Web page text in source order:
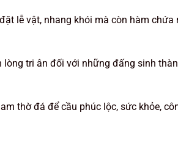
lễ vật, nhang khói mà còn hàm chứa
lòng tri ân đối với những đấng sinh
thờ đá để cầu phúc lộc, sức khỏe,